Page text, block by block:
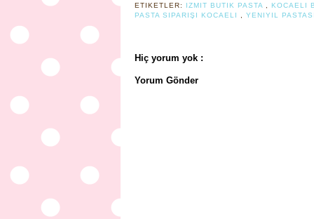
ETIKETLER: IZMIT BUTIK PASTA
KOCAELI
PASTA SIPARIŞI KOCAELI
YENIYIL
Hiç yorum yok :
Yorum Gönder